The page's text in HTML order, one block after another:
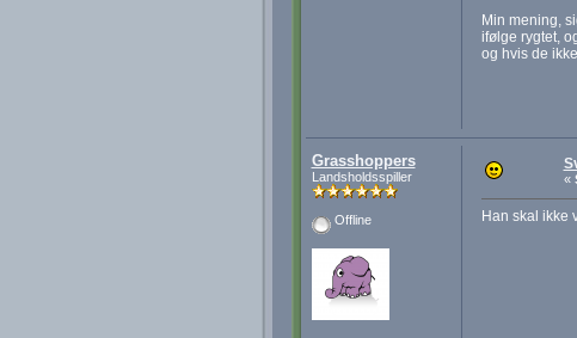
Min mening,
ifølge rygtet,
og hvis de
Grasshoppers
Landsholdsspiller
Offline
«
Han skal ikke